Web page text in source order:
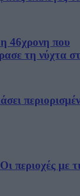
46χρονη που
τη νύχτα
περιοχές με